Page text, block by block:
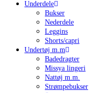
Underdele
Bukser
Nederdele
Leggins
Shorts/capri
Undertøj m.m
Badedragter
Missya lingeri
Nattøj m.m.
Strømpebukser